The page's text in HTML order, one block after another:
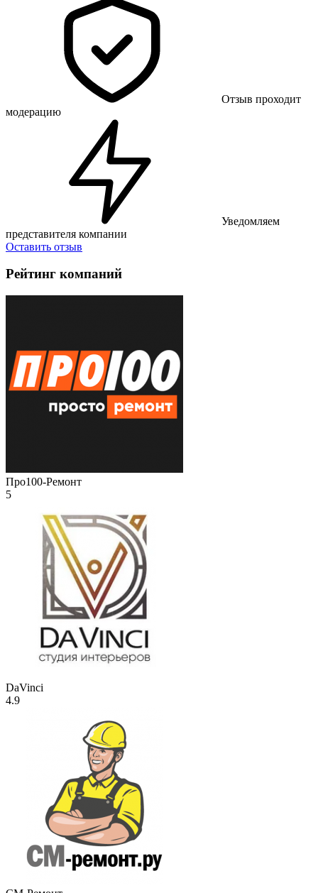
Отзыв проходит
модерацию
Уведомляем
представителя компании
Оставить отзыв
Рейтинг компаний
Про100-Ремонт
5
DaVinci
4.9